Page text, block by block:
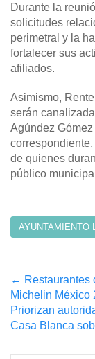
Durante la
solicitudes
perimetral y la
fortalecer sus
afiliados.
Asimismo,
serán
Agúndez
de quienes
público
AYUNTAMIENTO
Post
navigation
← Restaurantes
Michelin México
Priorizan
Casa Blanca